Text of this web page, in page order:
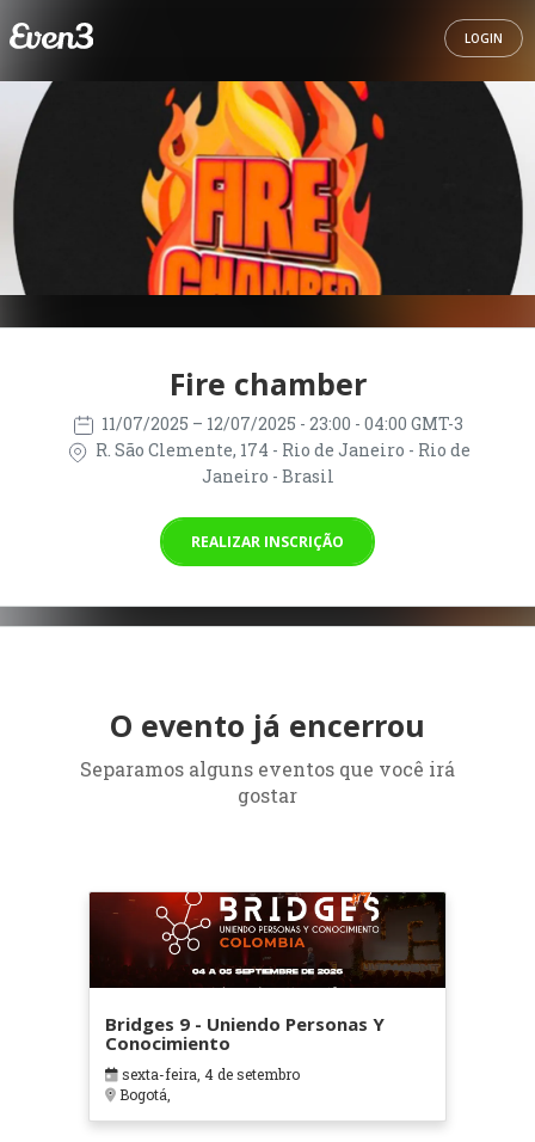
LOGIN
Fire chamber
11/07/2025 – 12/07/2025 - 23:00 - 04:00 GMT-3
R. São Clemente, 174 - Rio de Janeiro - Rio de
Janeiro - Brasil
REALIZAR INSCRIÇÃO
O evento já encerrou
Separamos alguns eventos que você irá
gostar
Bridges 9 - Uniendo Personas Y
Conocimiento
sexta-feira, 4 de setembro
Bogotá,